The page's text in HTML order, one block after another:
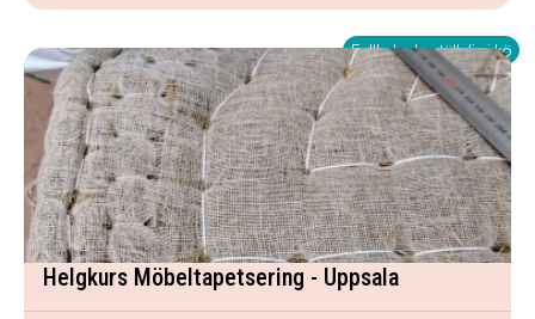
Fullbokad - ställ dig i kö
Helgkurs Möbeltapetsering - Uppsala